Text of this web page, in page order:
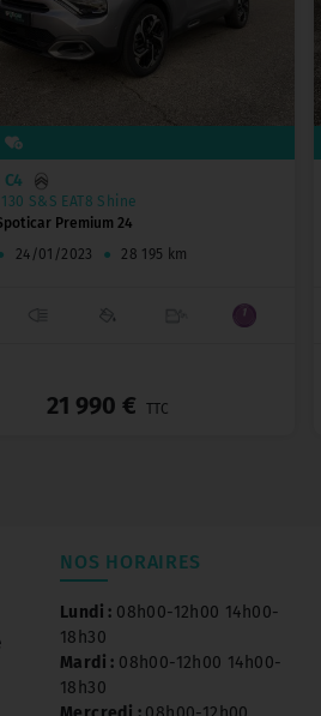
S&S EAT8 Shine
Premium 24
24/01/2023 ● 28 195 km
21 990 € TTC
NOS HORAIRES
Lundi : 08h00-12h00 14h00-
18h30
Mardi : 08h00-12h00 14h00-
18h30